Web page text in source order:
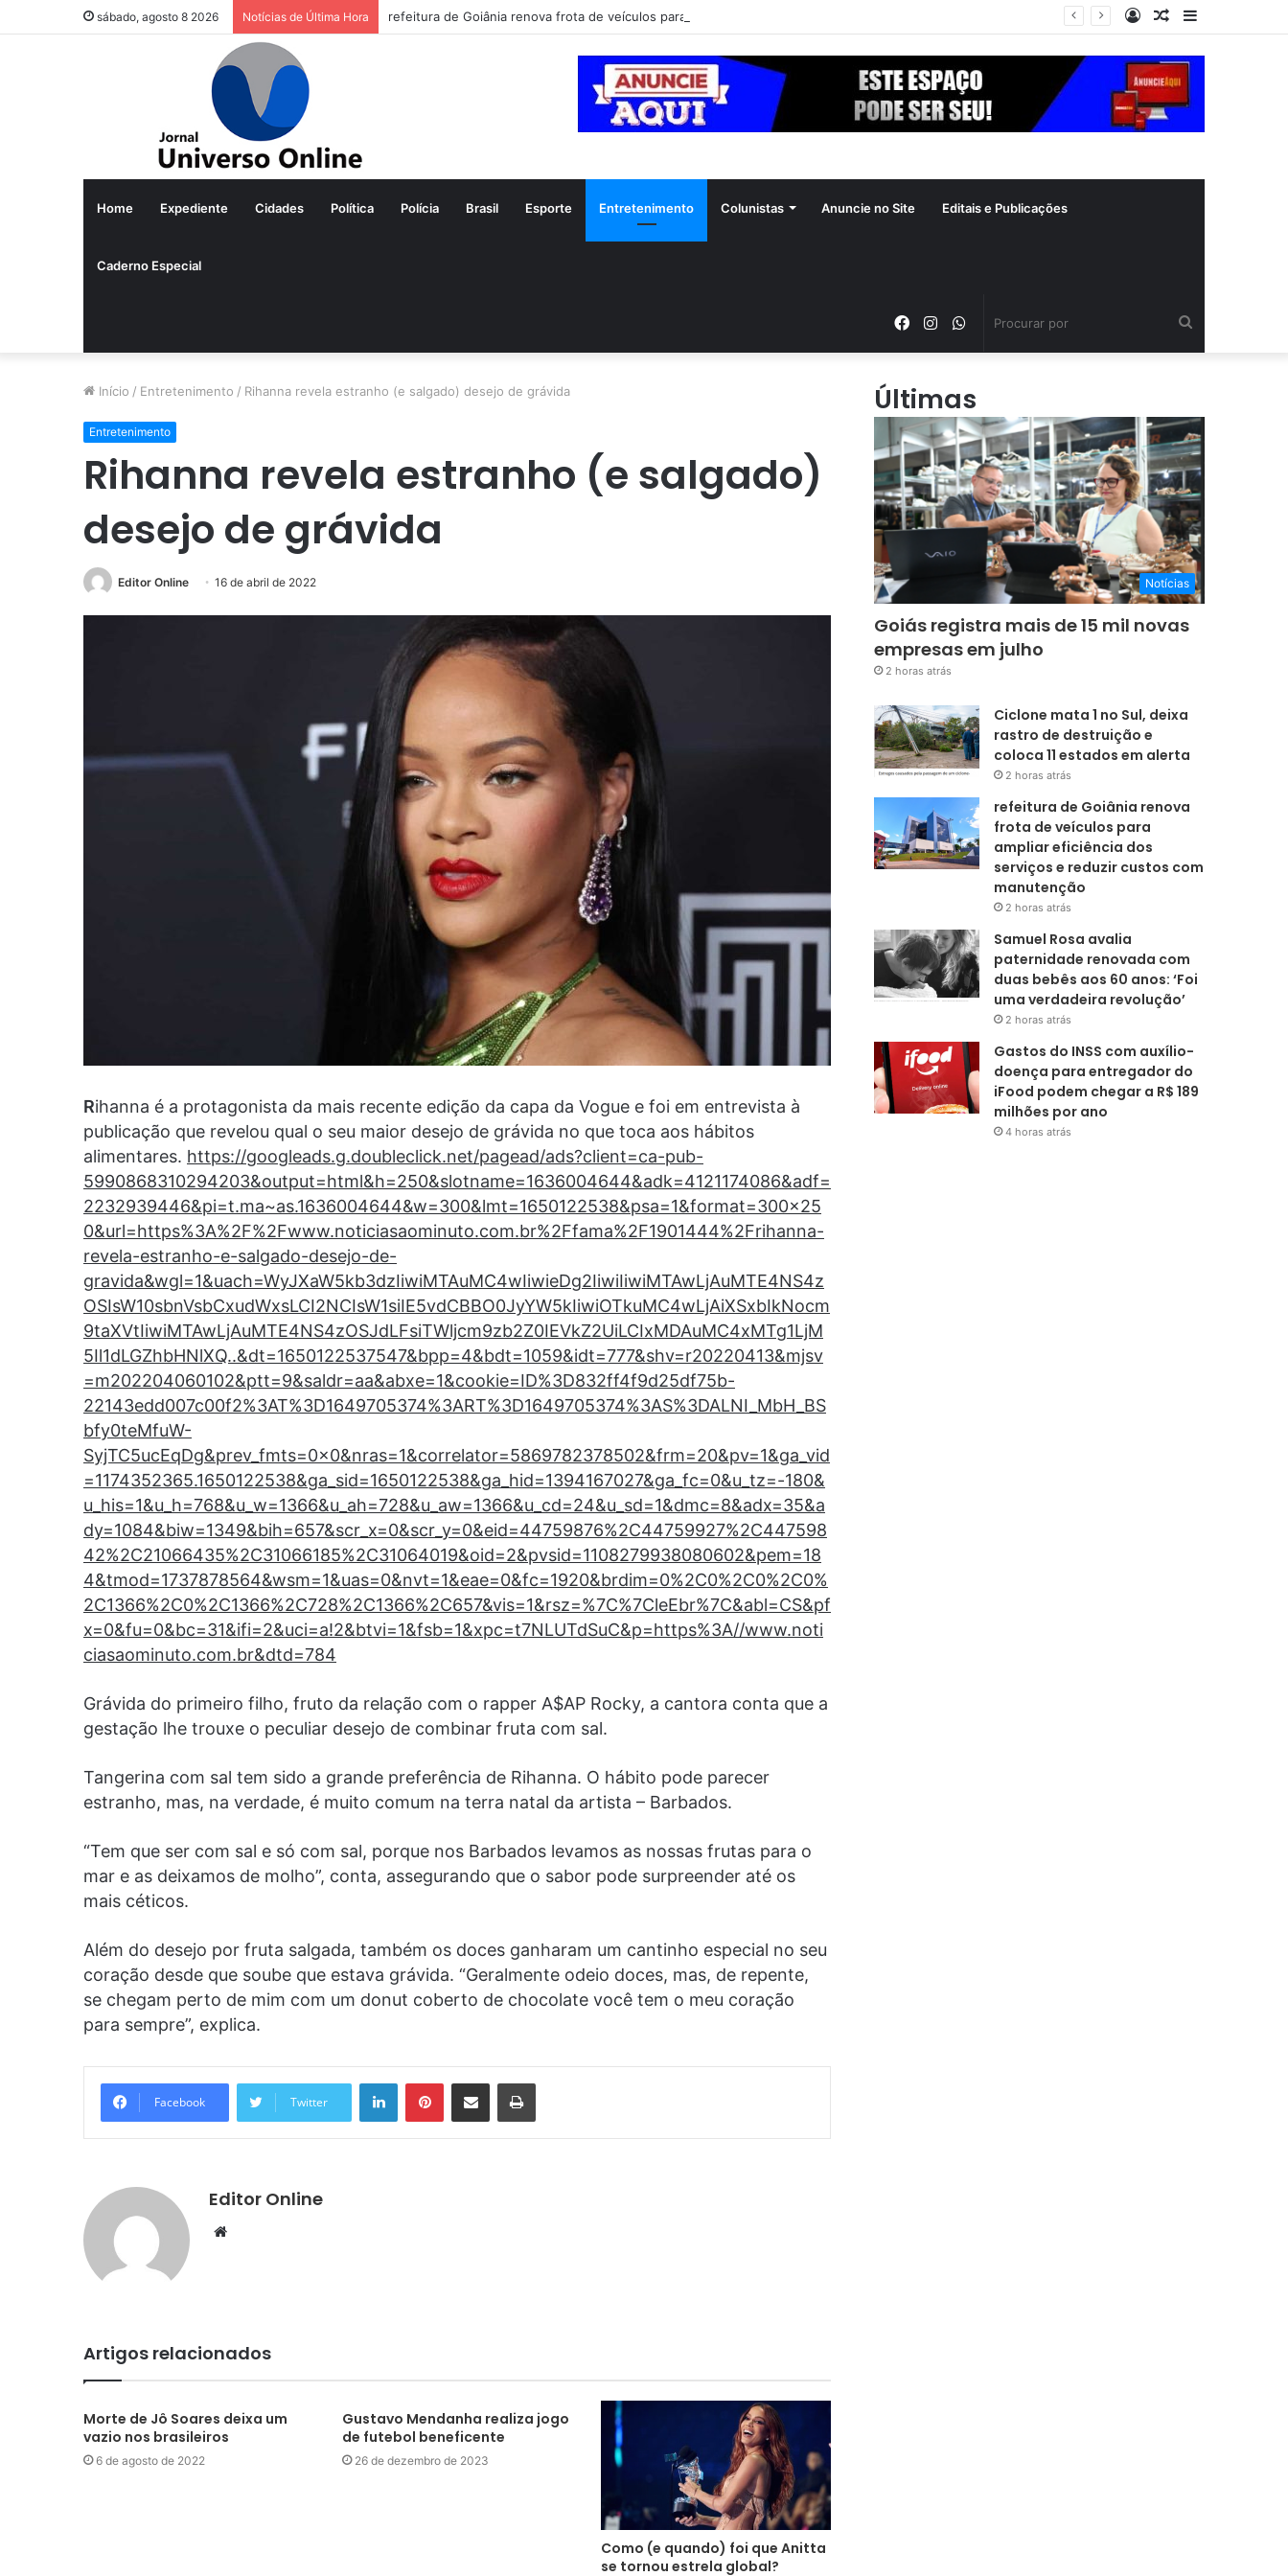
sábado, agosto 8 2026 Notícias de Última Hora
Barra
Artigo
Entrar
Home Expediente Cidades Política Polícia Brasil Esporte Entretenimento Colunistas Anuncie no Site Editais e Publicações
Caderno Especial
WhatsApp
Instagram
Facebook
Início / Entretenimento / Rihanna revela estranho (e salgado) desejo de grávida
Entretenimento
Rihanna revela estranho (e salgado)
desejo de grávida
Editor Online 16 de abril de 2022
Rihanna é a protagonista da mais recente edição da capa da Vogue e foi em entrevista à
publicação que revelou qual o seu maior desejo de grávida no que toca aos hábitos
alimentares. https://googleads.g.doubleclick.net/pagead/ads?client=ca-pub-
5990868310294203&output=html&h=250&slotname=1636004644&adk=4121174086&adf=
2232939446&pi=t.ma~as.1636004644&w=300&lmt=1650122538&psa=1&format=300×25
0&url=https%3A%2F%2Fwww.noticiasaominuto.com.br%2Ffama%2F1901444%2Frihanna-
revela-estranho-e-salgado-desejo-de-
gravida&wgl=1&uach=WyJXaW5kb3dzIiwiMTAuMC4wIiwieDg2IiwiIiwiMTAwLjAuMTE4NS4z
OSIsW10sbnVsbCxudWxsLCI2NCIsW1siIE5vdCBBO0JyYW5kIiwiOTkuMC4wLjAiXSxbIkNocm
9taXVtIiwiMTAwLjAuMTE4NS4zOSJdLFsiTWljcm9zb2Z0IEVkZ2UiLCIxMDAuMC4xMTg1LjM
5Il1dLGZhbHNlXQ..&dt=1650122537547&bpp=4&bdt=1059&idt=777&shv=r20220413&mjsv
=m202204060102&ptt=9&saldr=aa&abxe=1&cookie=ID%3D832ff4f9d25df75b-
22143edd007c00f2%3AT%3D1649705374%3ART%3D1649705374%3AS%3DALNI_MbH_BS
bfy0teMfuW-
SyjTC5ucEqDg&prev_fmts=0x0&nras=1&correlator=5869782378502&frm=20&pv=1&ga_vid
=1174352365.1650122538&ga_sid=1650122538&ga_hid=1394167027&ga_fc=0&u_tz=-180&
u_his=1&u_h=768&u_w=1366&u_ah=728&u_aw=1366&u_cd=24&u_sd=1&dmc=8&adx=35&a
dy=1084&biw=1349&bih=657&scr_x=0&scr_y=0&eid=44759876%2C44759927%2C447598
42%2C21066435%2C31066185%2C31064019&oid=2&pvsid=1108279938080602&pem=18
4&tmod=1737878564&wsm=1&uas=0&nvt=1&eae=0&fc=1920&brdim=0%2C0%2C0%2C0%
2C1366%2C0%2C1366%2C728%2C1366%2C657&vis=1&rsz=%7C%7CleEbr%7C&abl=CS&pf
x=0&fu=0&bc=31&ifi=2&uci=a!2&btvi=1&fsb=1&xpc=t7NLUTdSuC&p=https%3A//www.noti
ciasaominuto.com.br&dtd=784
Grávida do primeiro filho, fruto da relação com o rapper A$AP Rocky, a cantora conta que a
gestação lhe trouxe o peculiar desejo de combinar fruta com sal.
Tangerina com sal tem sido a grande preferência de Rihanna. O hábito pode parecer
estranho, mas, na verdade, é muito comum na terra natal da artista – Barbados.
“Tem que ser com sal e só com sal, porque nos Barbados levamos as nossas frutas para o
mar e as deixamos de molho”, conta, assegurando que o sabor pode surpreender até os
mais céticos.
Além do desejo por fruta salgada, também os doces ganharam um cantinho especial no seu
coração desde que soube que estava grávida. “Geralmente odeio doces, mas, de repente,
se chegam perto de mim com um donut coberto de chocolate você tem o meu coração
para sempre”, explica.
Facebook Twitter
LinkedinPinterestCompartilhar via e-mail Imprimir
Editor Online
Website
Artigos relacionados
Morte de Jô Soares deixa um
vazio nos brasileiros
6 de agosto de 2022
Gustavo Mendanha realiza jogo
de futebol beneficente
26 de dezembro de 2023
Como (e quando) foi que Anitta
se tornou estrela global?
Últimas
Notícias
Goiás registra mais de 15 mil novas
empresas em julho
2 horas atrás
Ciclone mata 1 no Sul, deixa
rastro de destruição e
coloca 11 estados em alerta
2 horas atrás
refeitura de Goiânia renova
frota de veículos para
ampliar eficiência dos
serviços e reduzir custos com
manutenção
2 horas atrás
Samuel Rosa avalia
paternidade renovada com
duas bebês aos 60 anos: ‘Foi
uma verdadeira revolução’
2 horas atrás
Gastos do INSS com auxílio-
doença para entregador do
iFood podem chegar a R$ 189
milhões por ano
4 horas atrás